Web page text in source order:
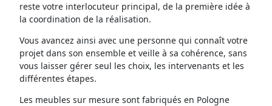
reste votre interlocuteur principal, de la première idée à
la coordination de la réalisation.
Vous avancez ainsi avec une personne qui connaît votre
projet dans son ensemble et veille à sa cohérence, sans
vous laisser gérer seul les choix, les intervenants et les
différentes étapes.
Les meubles sur mesure sont fabriqués en Pologne